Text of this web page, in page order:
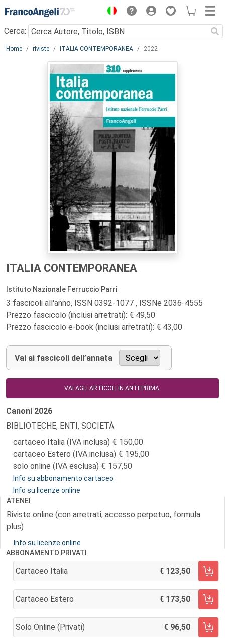
Menu
Cerca:
Main content
Home riviste ITALIA CONTEMPORANEA 2022
ITALIA CONTEMPORANEA
Istituto Nazionale Ferruccio Parri
3 fascicoli all'anno, ISSN 0392-1077 , ISSNe 2036-4555
Prezzo fascicolo (inclusi arretrati): € 49,50
Prezzo fascicolo e-book (inclusi arretrati): € 43,00
Vai ai fascicoli dell’annata
VAI AGLI ARTICOLI IN ANTEPRIMA.
Canoni 2026
BIBLIOTECHE, ENTI, SOCIETÀ
cartaceo Italia (IVA inclusa)
150,00
cartaceo Estero (IVA inclusa)
195,00
solo online (IVA esclusa)
157,50
Info su abbonamento cartaceo
Info su licenze online
ATENEI
Riviste online (con arretrati, accesso perpetuo, formula
plus)
Info su licenze online
ABBONAMENTO PRIVATI
Cartaceo Italia 123,50
AGGIUNGI AL CARRELLO
Cartaceo Estero 173,50
AGGIUNGI AL CARRELLO
Solo Online (privati) 96,50
AGGIUNGI AL CARRELLO